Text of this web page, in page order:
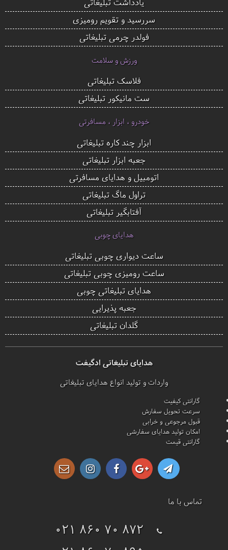
سررسید و تقویم رومیزی
فولدر چرمی تبلیغاتی
ورزش و سلامت
فلاسک تبلیغاتی
ست مانیکور تبلیغاتی
خودرو ، ابزار ، مسافرتی
ابزار چند کاره تبلیغاتی
جعبه ابزار تبلیغاتی
اتومبیل و هدایای مسافرتی
تراول ماگ تبلیغاتی
آفتابگیر تبلیغاتی
هدایای چوبی
ساعت دیواری چوبی تبلیغاتی
ساعت رومیزی چوبی تبلیغاتی
هدایای تبلیغاتی چوبی
جعبه پذیرایی
گلدان تبلیغاتی
هدایای تبلیغاتی ادگیفت
واردات و تولید انواع هدایای تبلیغاتی
گارانتی کیفیت
سرعت تحویل سفارش
قبول مرجوعی و خرابی
امکان تولید هدایای سفارشی
گارانتی قیمت
تماس با ما
021 860 70 872